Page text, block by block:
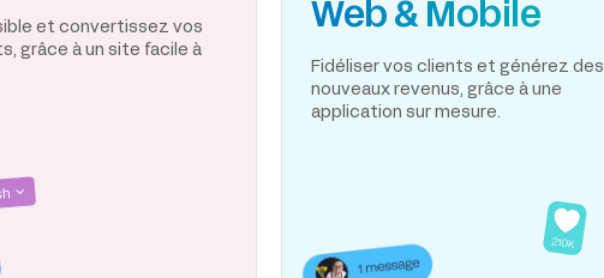
et convertissez vos
grâce à un site facile à
Web & Mobile
Fidéliser vos clients et générez des
nouveaux revenus, grâce à une
application sur mesure.